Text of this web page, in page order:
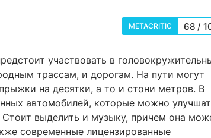
METACRITIC 68 /
участвовать в
трассам, и дорогам. На пути могут
на десятки, а то и стони метров. В
автомобилей, которые можно
выделить и музыку, причем она
современные лицензированные